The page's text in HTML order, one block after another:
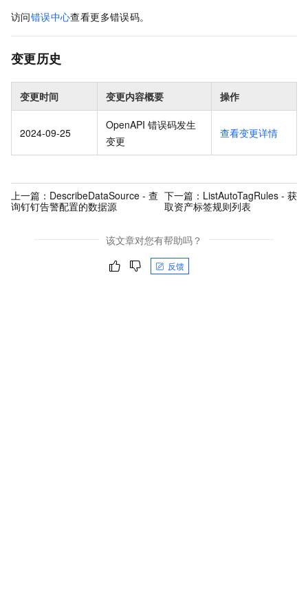
访问错误中心查看更多错误码。
变更历史
变更时间 变更内容概要 操作
2024-09-25
OpenAPI 错误码发生
变更
查看变更详情
上一篇： DescribeDataSource - 查
询钉钉告警配置的数据源
下一篇： ListAutoTagRules - 获
取资产标签规则列表
该文章对您有帮助吗？
反馈